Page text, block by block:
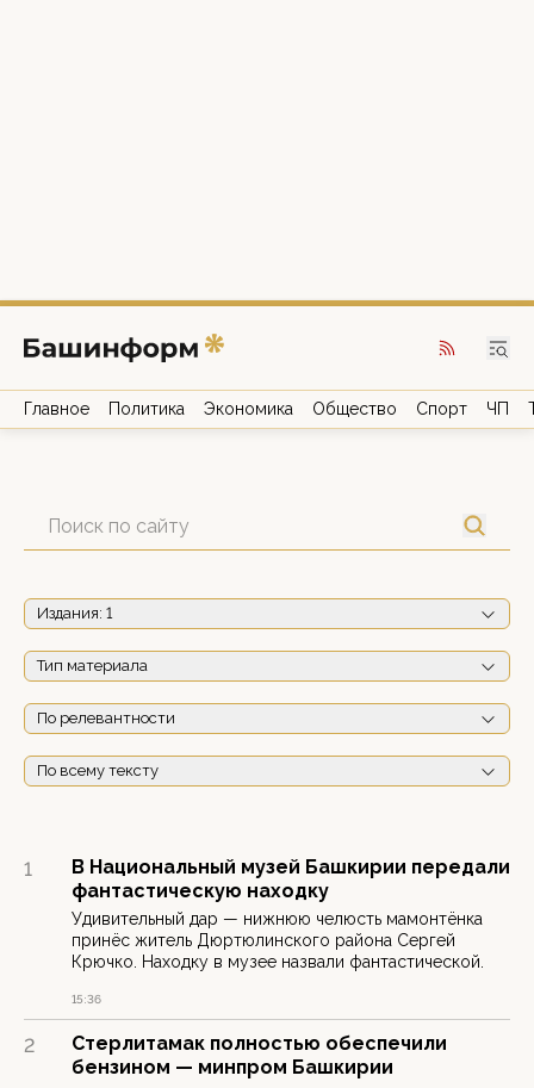
Главное Политика Экономика Общество Спорт ЧП
Издания: 1
Тип материала
По релевантности
По всему тексту
1
В Национальный музей Башкирии передали
фантастическую находку
Удивительный дар — нижнюю челюсть мамонтёнка
принёс житель Дюртюлинского района Сергей
Крючко. Находку в музее назвали фантастической.
15:36
2
Стерлитамак полностью обеспечили
бензином — минпром Башкирии